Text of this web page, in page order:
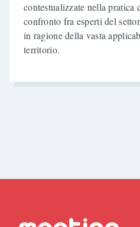
contestualizzate nella pratica
confronto fra esperti del
in ragione della vasta
territorio.